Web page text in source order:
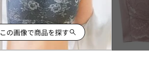
この画像で商品を探す